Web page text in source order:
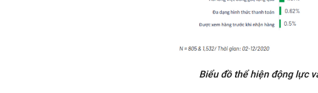
Biểu đồ thể hiện động lực